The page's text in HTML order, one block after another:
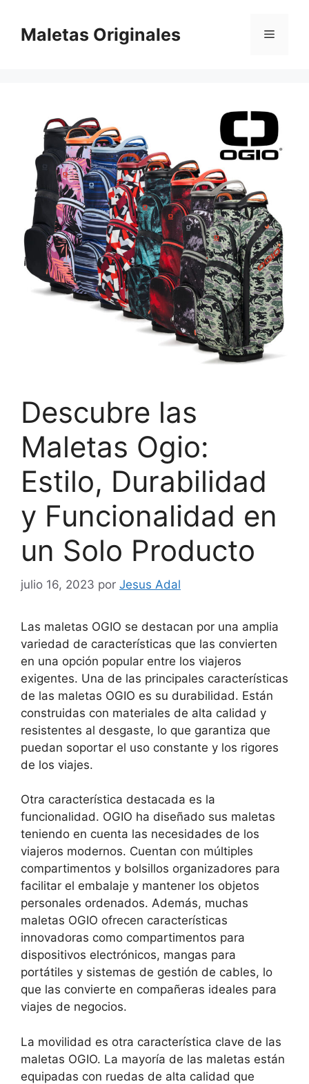
contenido
Maletas Originales Menú
Descubre las
Maletas Ogio:
Estilo, Durabilidad
y Funcionalidad en
un Solo Producto
julio 16, 2023 por Jesus Adal
Las maletas OGIO se destacan por una amplia
variedad de características que las convierten
en una opción popular entre los viajeros
exigentes. Una de las principales características
de las maletas OGIO es su durabilidad. Están
construidas con materiales de alta calidad y
resistentes al desgaste, lo que garantiza que
puedan soportar el uso constante y los rigores
de los viajes.
Otra característica destacada es la
funcionalidad. OGIO ha diseñado sus maletas
teniendo en cuenta las necesidades de los
viajeros modernos. Cuentan con múltiples
compartimentos y bolsillos organizadores para
facilitar el embalaje y mantener los objetos
personales ordenados. Además, muchas
maletas OGIO ofrecen características
innovadoras como compartimentos para
dispositivos electrónicos, mangas para
portátiles y sistemas de gestión de cables, lo
que las convierte en compañeras ideales para
viajes de negocios.
La movilidad es otra característica clave de las
maletas OGIO. La mayoría de las maletas están
equipadas con ruedas de alta calidad que